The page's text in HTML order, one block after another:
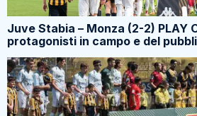
Juve Stabia – Monza (2-2) PLAY
protagonisti in campo e del